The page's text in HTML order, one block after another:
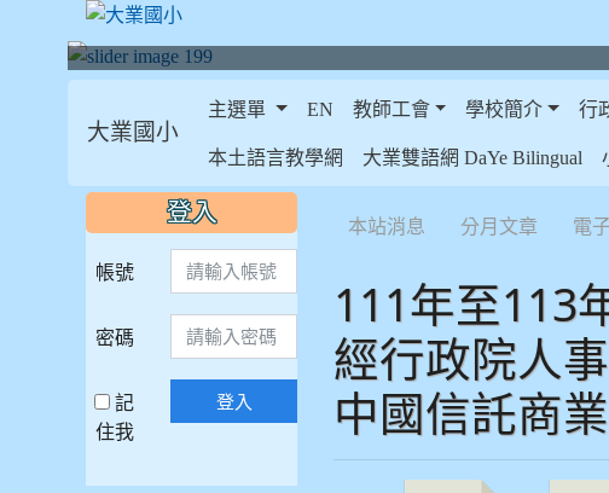
大業國小
主選單 EN 教師工會 學校簡介 行
本土語言教學網 大業雙語網 DaYe Bilingual
本站消息 分月文章 電
111年至113
經行政院人
中國信託商
::: 登入
帳號
密碼
記
住我
登入